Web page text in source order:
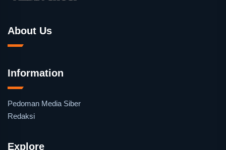
About Us
Information
Pedoman Media Siber
Redaksi
Explore